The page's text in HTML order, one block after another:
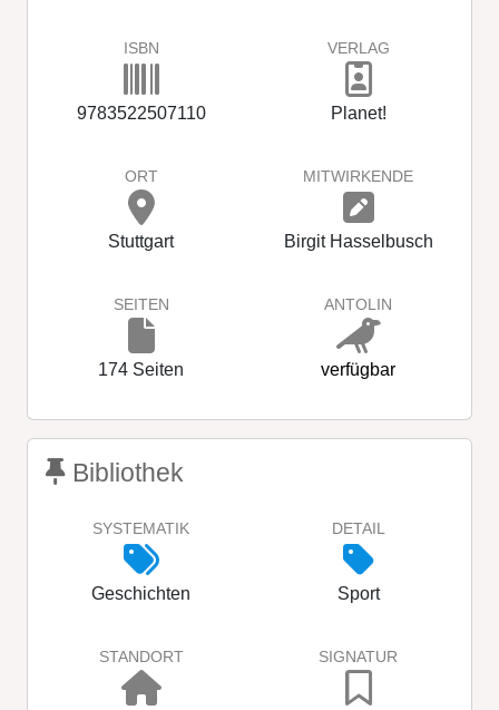
ISBN
9783522507110
VERLAG
Planet!
ORT
Stuttgart
MITWIRKENDE
Birgit Hasselbusch
SEITEN
174 Seiten
ANTOLIN
verfügbar
Bibliothek
SYSTEMATIK
Geschichten
DETAIL
Sport
STANDORT SIGNATUR